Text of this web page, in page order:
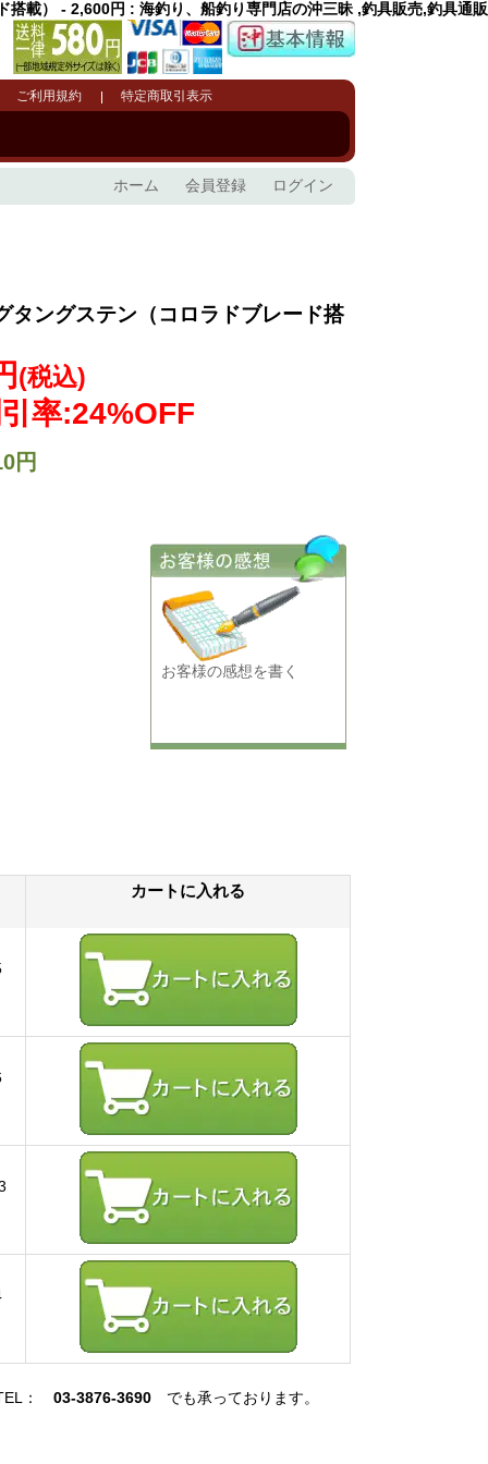
搭載） - 2,600円 : 海釣り、船釣り専門店の沖三昧 ,釣具販売,釣具通販
ご利用規約 特定商取引表示
ホーム 会員登録 ログイン
タングステン（コロラドブレード搭
(税込)
率:24%OFF
円
お客様の感想を書く
カートに入れる
： 03-3876-3690 でも承っております。